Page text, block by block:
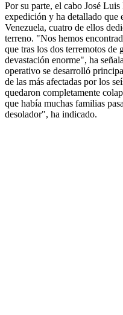
Por su parte, el cabo José
expedición y ha detallado que
Venezuela, cuatro de ellos
terreno. "Nos hemos
que tras los dos terremotos de
devastación enorme", ha
operativo se desarrolló
de las más afectadas por los
quedaron completamente
que había muchas familias
desolador", ha indicado.